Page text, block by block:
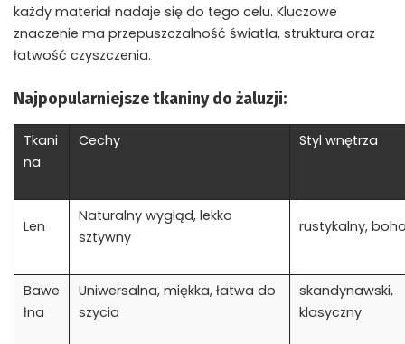
każdy materiał nadaje się do tego celu. Kluczowe
znaczenie ma przepuszczalność światła, struktura oraz
łatwość czyszczenia.
Najpopularniejsze tkaniny do żaluzji:
Tkani
na
Cechy Styl wnętrza
Len
Naturalny wygląd, lekko
sztywny
rustykalny,
Bawe
łna
Uniwersalna, miękka, łatwa do
szycia
skandynawski,
klasyczny